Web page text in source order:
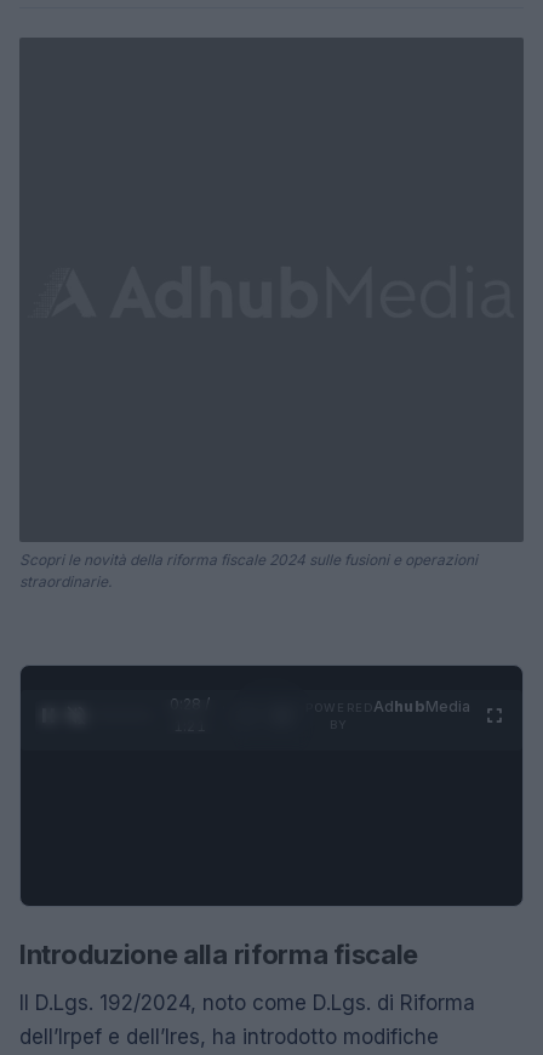
Scopri le novità della riforma fiscale 2024 sulle fusioni e operazioni
straordinarie.
0:29 /
AdhubMedia
Introduzione alla riforma fiscale
Il D.Lgs. 192/2024, noto come D.Lgs. di Riforma
dell’Irpef e dell’Ires, ha introdotto modifiche